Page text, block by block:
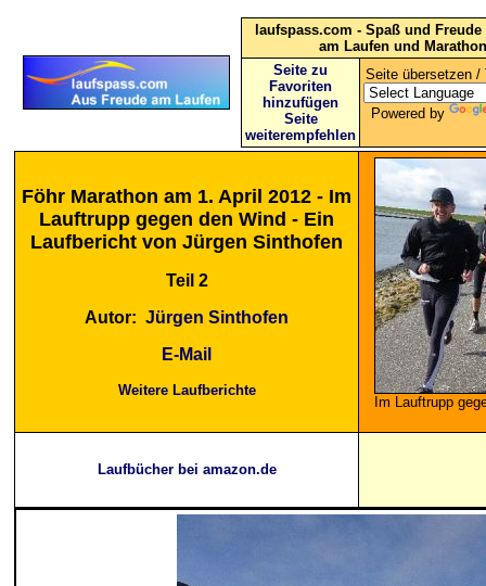
laufspass.com - Spaß und
am Laufen und Marathon
Seite zu
Favoriten
hinzufügen
Seite
weiterempfehlen
Seite übersetzen /
Powered by
Föhr Marathon am 1. April 2012 - Im
Lauftrupp gegen den Wind - Ein
Laufbericht von Jürgen Sinthofen
Teil 2
Autor: Jürgen Sinthofen
E-Mail
Weitere Laufberichte
Im Lauftrupp
Laufbücher bei amazon.de